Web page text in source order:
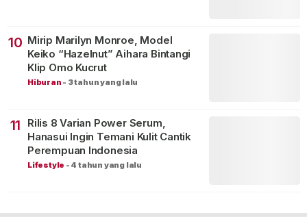
10 Mirip Marilyn Monroe, Model
Keiko “Hazelnut” Aihara Bintangi
Klip Omo Kucrut
Hiburan - 3 tahun yang lalu
11
Rilis 8 Varian Power Serum,
Hanasui Ingin Temani Kulit Cantik
Perempuan Indonesia
Lifestyle - 4 tahun yang lalu